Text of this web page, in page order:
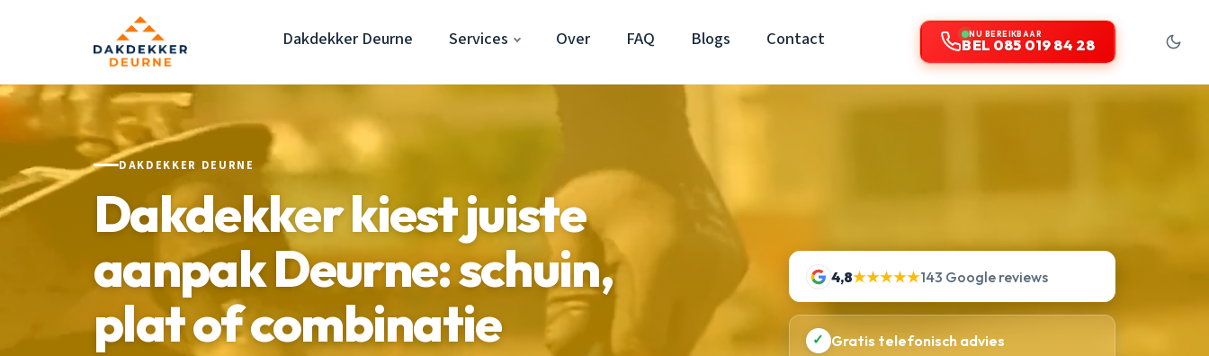
Dakdekker Deurne Services Over FAQ Blogs Contact NU BEREIKBAAR
BEL 085 019 84 28
DAKDEKKER DEURNE
Dakdekker kiest juiste
aanpak Deurne: schuin,
plat of combinatie
4,8★★★★★143 Google reviews
✓ Gratis telefonisch advies